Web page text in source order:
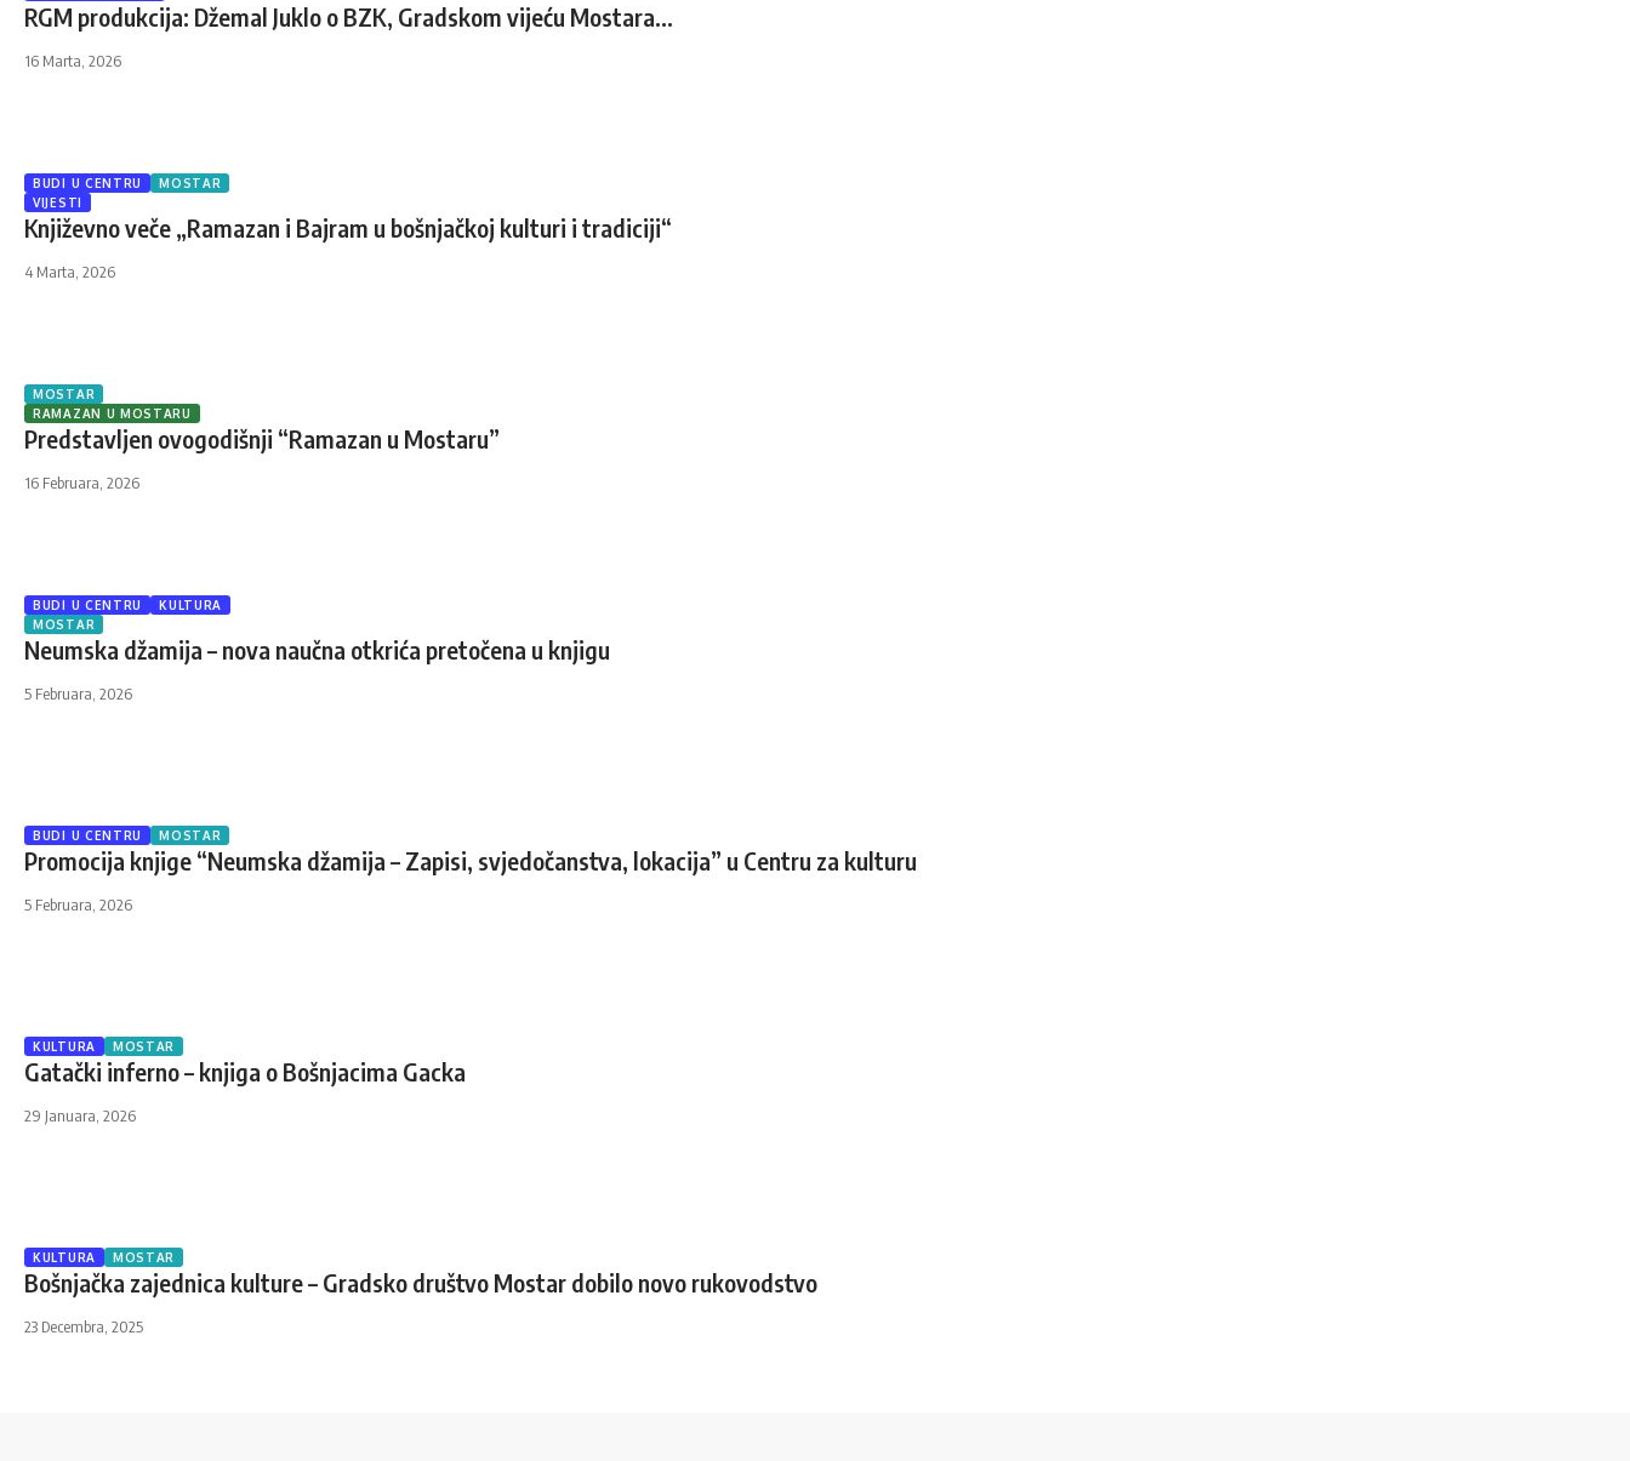
RGM produkcija: Džemal Juklo o BZK, Gradskom vijeću Mostara…
16 Marta, 2026
BUDI U CENTRU
MOSTAR
VIJESTI
Književno veče „Ramazan i Bajram u bošnjačkoj kulturi i tradiciji“
4 Marta, 2026
MOSTAR
RAMAZAN U MOSTARU
Predstavljen ovogodišnji “Ramazan u Mostaru”
16 Februara, 2026
BUDI U CENTRU
KULTURA
MOSTAR
Neumska džamija – nova naučna otkrića pretočena u knjigu
5 Februara, 2026
BUDI U CENTRU MOSTAR
Promocija knjige “Neumska džamija – Zapisi, svjedočanstva, lokacija” u Centru za kulturu
5 Februara, 2026
KULTURA MOSTAR
Gatački inferno – knjiga o Bošnjacima Gacka
29 Januara, 2026
KULTURA MOSTAR
Bošnjačka zajednica kulture – Gradsko društvo Mostar dobilo novo rukovodstvo
23 Decembra, 2025